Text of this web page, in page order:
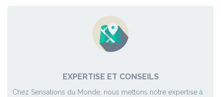
EXPERTISE ET CONSEILS
Chez Sensations du Monde, nous mettons notre expertise à